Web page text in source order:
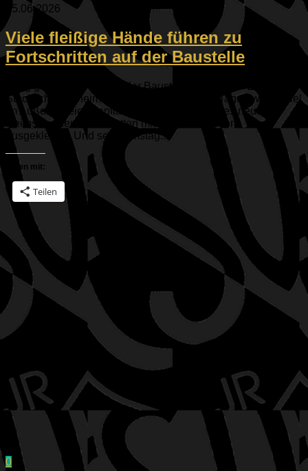
15.06.2026
Viele fleißige Hände führen zu
Fortschritten auf der Baustelle
Eifrig gewerkelt wird auf der Baustelle des neuen ESV
Stockschützenheimes. In den vergangenen Tagen wurde viel
im Außenbereich gepflastert, im Innenraum des neuen
Heims wurden die Toiletten mit chiquen Fliesen
ausgekleidet. Und seit Samstag...
Teilen mit:
Teilen
0